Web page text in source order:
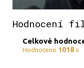
Hodnocení
Celkové
Hodnoceno 1018 x